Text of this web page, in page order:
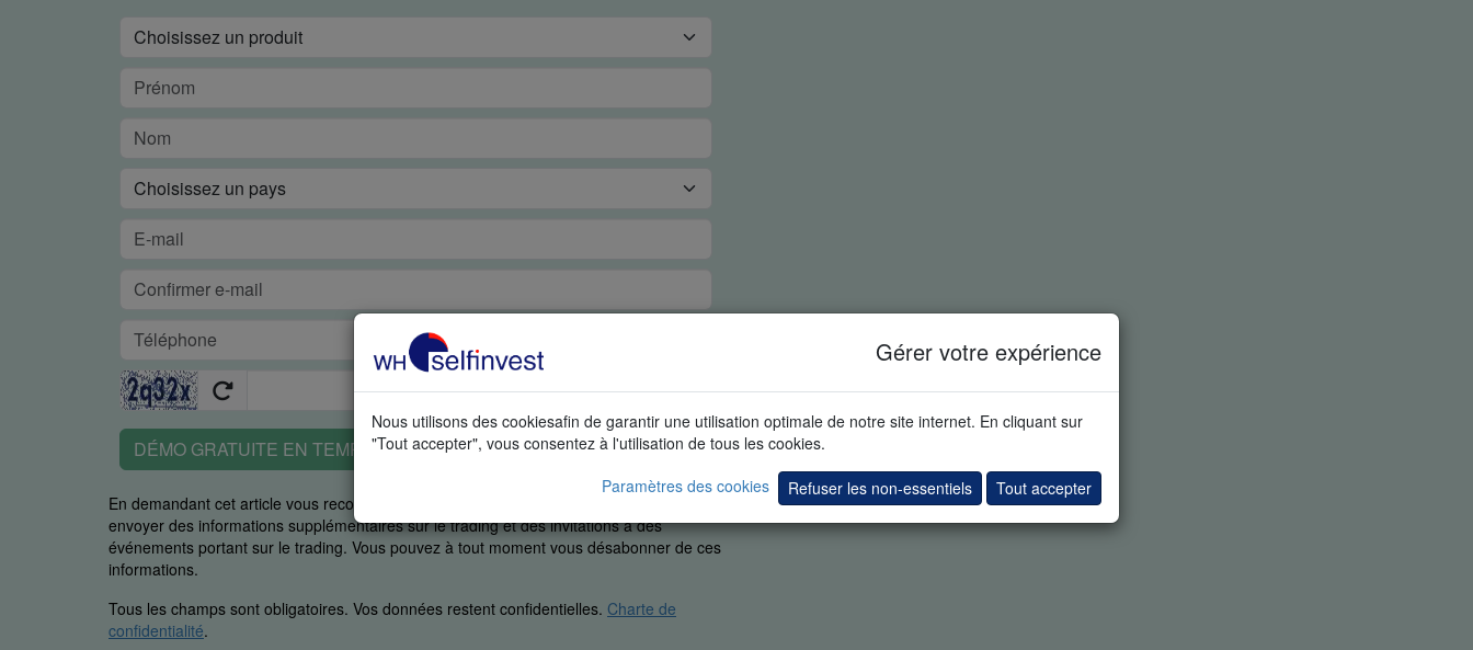
Gérer votre expérience
Nous utilisons des cookiesafin de garantir une utilisation optimale de notre site internet. En cliquant sur
"Tout accepter", vous consentez à l'utilisation de tous les cookies.
Paramètres des cookies
Refuser les non-essentiels Tout accepter
DÉMO GRATUITE EN TEMPS RÉEL
En demandant cet article vous reconnaissez spécifiquement que nous pouvons vous
envoyer des informations supplémentaires sur le trading et des invitations à des
événements portant sur le trading. Vous pouvez à tout moment vous désabonner de ces
informations.
Tous les champs sont obligatoires. Vos données restent confidentielles. Charte de
confidentialité.